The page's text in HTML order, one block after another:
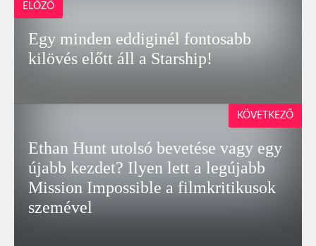
ELŐZŐ
Egy minden eddiginél fontosabb
kilövés előtt áll a Starship!
Ethan Hunt utolsó bevetése vagy egy
újabb kezdet? Ilyen lett a legújabb
Mission Impossible a filmkritikusok
szemével
KÖVETKEZŐ